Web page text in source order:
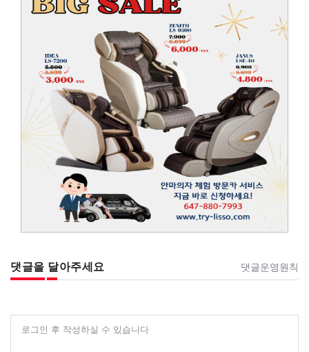
댓글을 달아주세요 댓글운영원칙
로그인 후 작성하실 수 있습니다